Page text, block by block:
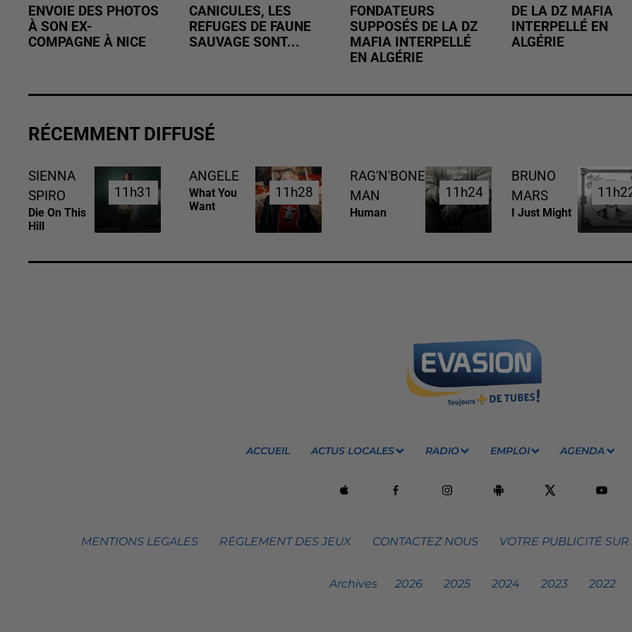
ENVOIE DES PHOTOS
À SON EX-
COMPAGNE À NICE
CANICULES, LES
REFUGES DE FAUNE
SAUVAGE SONT...
FONDATEURS
SUPPOSÉS DE LA DZ
MAFIA INTERPELLÉ
EN ALGÉRIE
DE LA DZ MAFIA
INTERPELLÉ EN
ALGÉRIE
RÉCEMMENT DIFFUSÉ
SIENNA
SPIRO
Die On This
Hill
11h31
11h31
ANGELE
What You
Want
11h28
11h28
RAG'N'BONE
MAN
Human
11h24
11h24
BRUNO
MARS
I Just Might
ACCUEIL ACTUS LOCALES RADIO EMPLOI AGENDA
MENTIONS LEGALES RÈGLEMENT DES JEUX CONTACTEZ NOUS VOTRE PUBLICITÉ
Archives 2026 2025 2024 2023 2022